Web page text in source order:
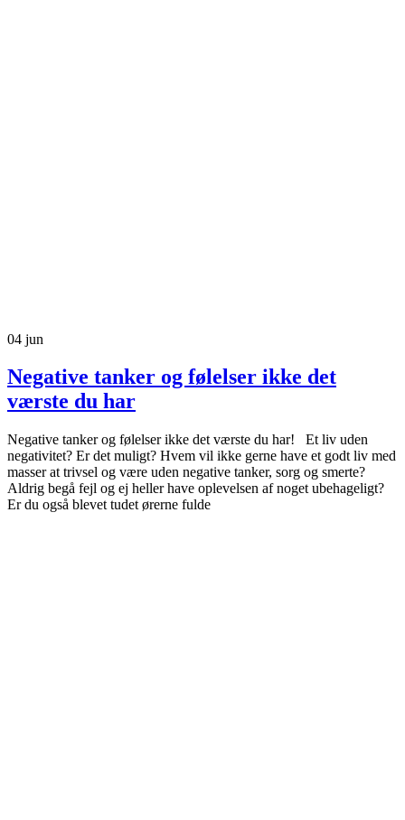
04 jun
Negative tanker og følelser ikke det
værste du har
Negative tanker og følelser ikke det værste du har! Et liv uden
negativitet? Er det muligt? Hvem vil ikke gerne have et godt liv med
masser at trivsel og være uden negative tanker, sorg og smerte?
Aldrig begå fejl og ej heller have oplevelsen af noget ubehageligt?
Er du også blevet tudet ørerne fulde